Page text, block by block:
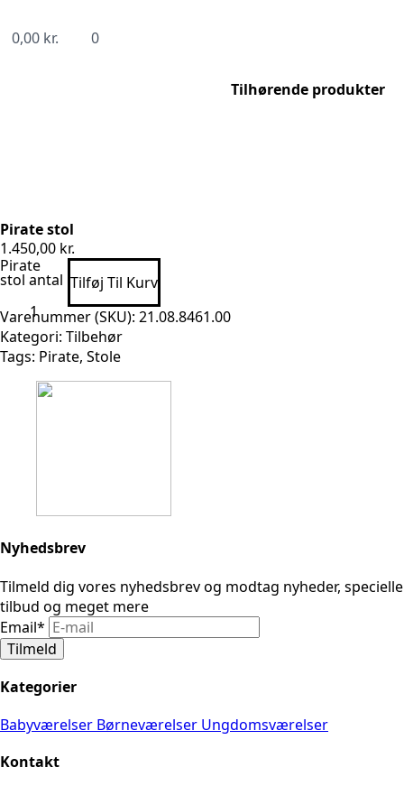
0,00 kr. 0
Pirate stol
1.450,00 kr.
Pirate
stol antal Tilføj Til Kurv
Varenummer (SKU): 21.08.8461.00
Kategori: Tilbehør
Tags: Pirate, Stole
Tilhørende produkter
Nyhedsbrev
Tilmeld dig vores nyhedsbrev og modtag nyheder, specielle
tilbud og meget mere
Email*
Tilmeld
Kategorier
Babyværelser Børneværelser Ungdomsværelser
Kontakt